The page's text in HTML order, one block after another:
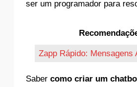
ser um programador para
Zapp Rápido: Mensagens
Saber como criar um